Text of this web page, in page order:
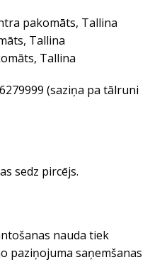
pakomāts, Tallina
Tallina
Tallina
(saziņa pa tālruni
sedz pircējs.
nauda tiek
paziņojuma saņemšanas